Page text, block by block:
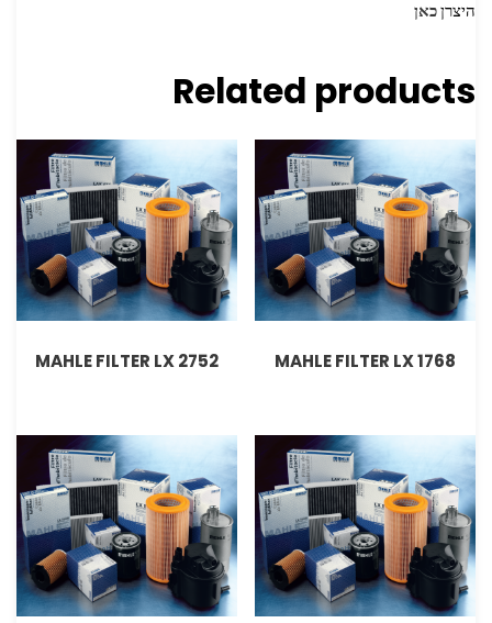
היצרןכאן
Related products
MAHLE FILTER LX 1768
MAHLE FILTER LX 2752